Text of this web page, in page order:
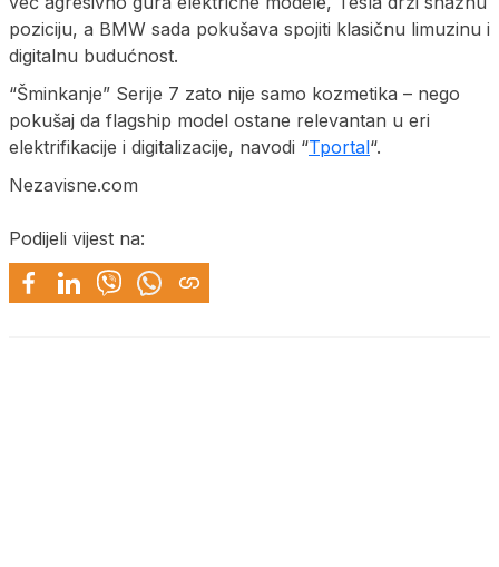
poziciju, a BMW sada pokušava spojiti klasičnu limuzinu i
digitalnu budućnost.
“Šminkanje” Serije 7 zato nije samo kozmetika – nego
pokušaj da flagship model ostane relevantan u eri
elektrifikacije i digitalizacije, navodi “Tportal“.
Nezavisne.com
Podijeli vijest na: